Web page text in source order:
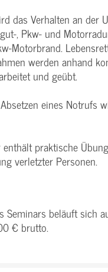
das Verhalten an der
, Pkw- und
Motorbrand.
werden anhand
und geübt.
eines Notrufs
enthält praktische
verletzter Personen.
Seminars beläuft sich
€ brutto.